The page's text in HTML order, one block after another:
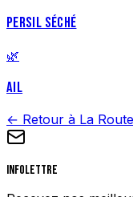
PERSIL SÉCHÉ
🌿
AIL
← Retour à La
Infolettre